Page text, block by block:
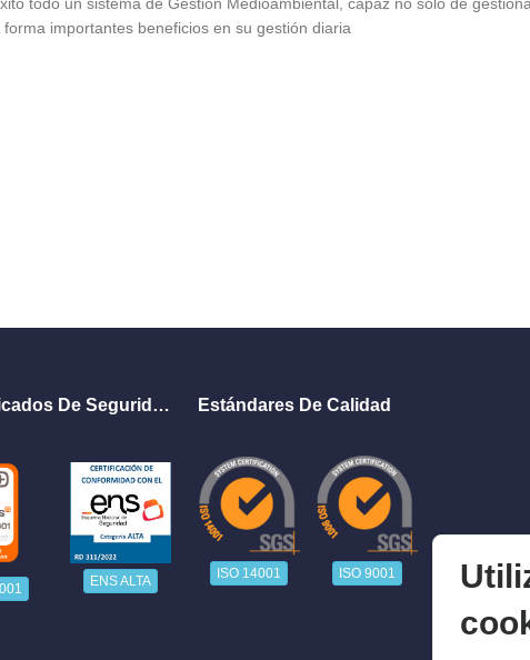
importantes beneficios en su gestión diaria
Certificados De Seguridad
ENS ALTA
Estándares De Calidad
ISO 14001 ISO 9001